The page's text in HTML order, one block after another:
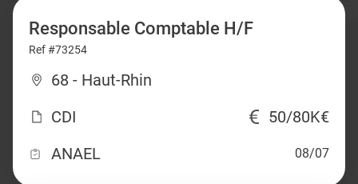
Responsable Comptable H/F
Ref #73254
68 - Haut-Rhin
CDI
50/80K€
ANAEL
08/07